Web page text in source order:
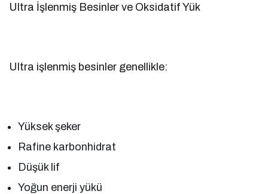
Ultra İşlenmiş Besinler ve Oksidatif Yük
Ultra işlenmiş besinler genellikle:
Yüksek şeker
Rafine karbonhidrat
Düşük lif
Yoğun enerji yükü